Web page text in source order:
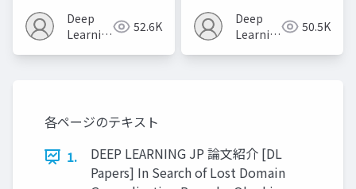
Deep
Learning
52.6K
Deep
Learning
50.5K
各ページのテキスト
1.
DEEP LEARNING JP 論文紹介 [DL
Papers] In Search of Lost Domain